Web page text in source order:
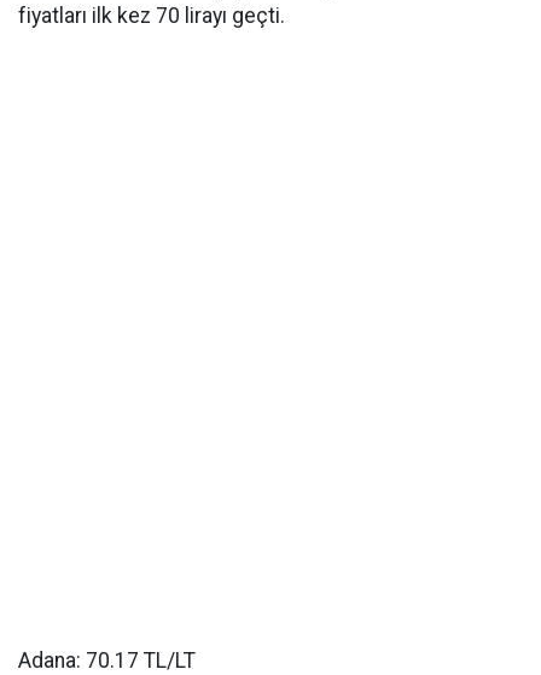
fiyatları ilk kez 70 lirayı geçti.
Adana: 70.17 TL/LT